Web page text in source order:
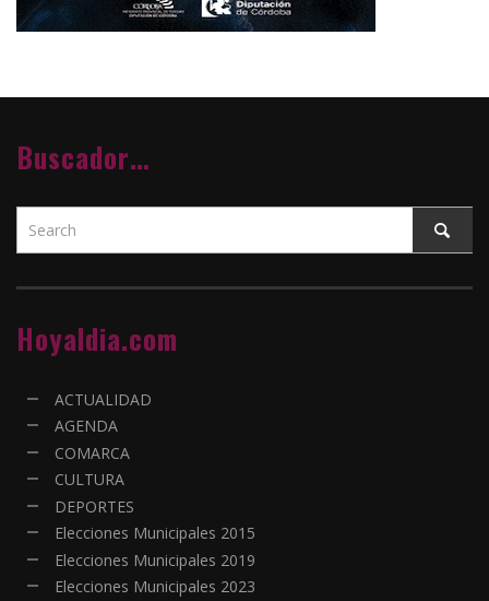
Buscador…
Hoyaldia.com
ACTUALIDAD
AGENDA
COMARCA
CULTURA
DEPORTES
Elecciones Municipales 2015
Elecciones Municipales 2019
Elecciones Municipales 2023